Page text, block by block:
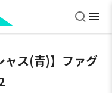
ャス(青)】ファグ